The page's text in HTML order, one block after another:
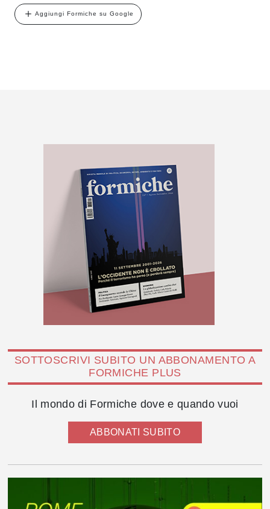
Aggiungi Formiche su Google
SOTTOSCRIVI SUBITO UN ABBONAMENTO A
FORMICHE PLUS
Il mondo di Formiche dove e quando vuoi
ABBONATI SUBITO